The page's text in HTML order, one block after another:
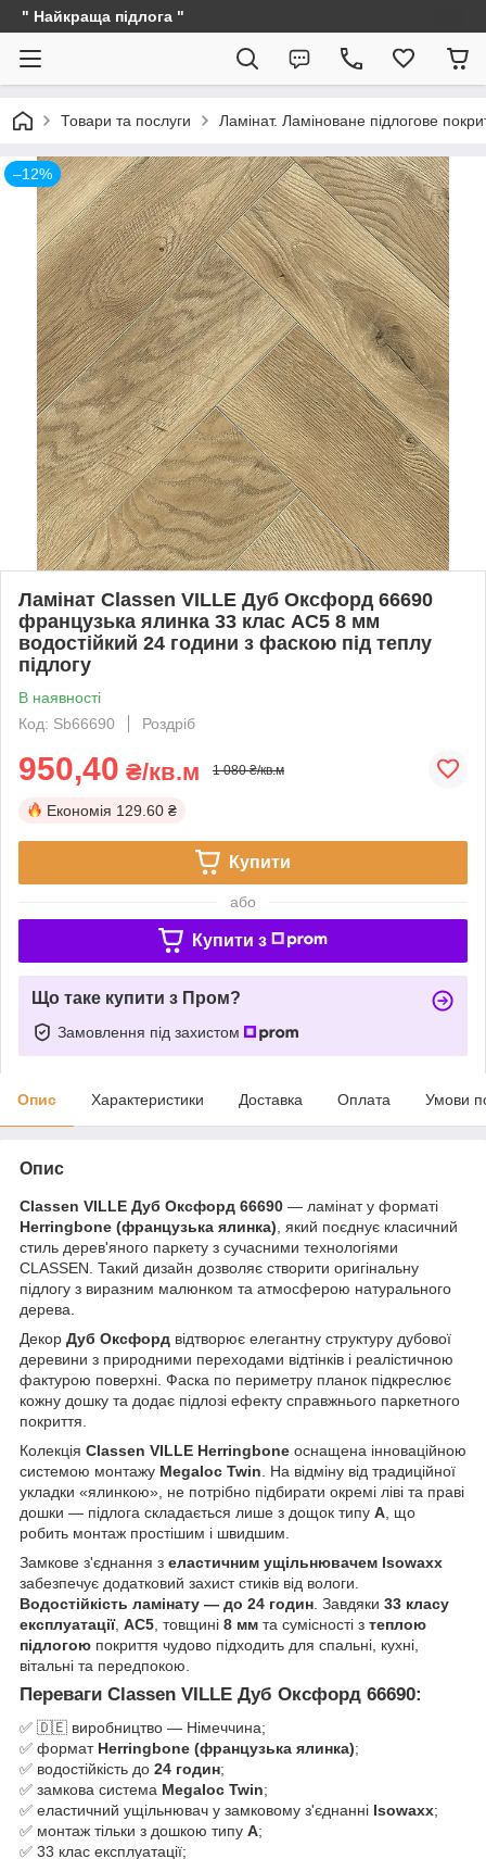
" Найкраща підлога "
Товари та послуги Ламінат. Ламіноване підлогове
–12%
Ламінат Classen VILLE Дуб Оксфорд 66690
французька ялинка 33 клас AC5 8 мм
водостійкий 24 години з фаскою під теплу
підлогу
В наявності
Код: Sb66690
Роздріб
950,40 ₴/кв.м 1 080 ₴/кв.м
Економія 129.60 ₴
Купити
або
Купити з
Що таке купити з Пром?
Замовлення під захистом
Опис Характеристики Доставка Оплата Умови
Опис
Classen VILLE Дуб Оксфорд 66690 — ламінат у форматі
Herringbone (французька ялинка) , який поєднує класичний
стиль дерев'яного паркету з сучасними технологіями
CLASSEN. Такий дизайн дозволяє створити оригінальну
підлогу з виразним малюнком та атмосферою натурального
дерева.
Декор Дуб Оксфорд відтворює елегантну структуру дубової
деревини з природними переходами відтінків і реалістичною
фактурою поверхні. Фаска по периметру планок підкреслює
кожну дошку та додає підлозі ефекту справжнього паркетного
покриття.
Колекція Classen VILLE Herringbone оснащена інноваційною
системою монтажу Megaloc Twin . На відміну від традиційної
укладки «ялинкою», не потрібно підбирати окремі ліві та праві
дошки — підлога складається лише з дощок типу А , що
робить монтаж простішим і швидшим.
Замкове з'єднання з еластичним ущільнювачем Isowaxx
забезпечує додатковий захист стиків від вологи.
Водостійкість ламінату — до 24 годин . Завдяки 33 класу
експлуатації, AC5 , товщині 8 мм та сумісності з теплою
підлогою покриття чудово підходить для спальні, кухні,
вітальні та передпокою.
Переваги Classen VILLE Дуб Оксфорд 66690:
✅ 🇩🇪 виробництво — Німеччина;
✅ формат Herringbone (французька ялинка);
✅ водостійкість до 24 годин;
✅ замкова система Megaloc Twin;
✅ еластичний ущільнювач у замковому з'єднанні Isowaxx;
✅ монтаж тільки з дошкою типу А;
✅ 33 клас експлуатації;